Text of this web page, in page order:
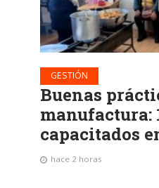
GESTIÓN
Buenas
manufactura:
capacitados
hace 2 horas